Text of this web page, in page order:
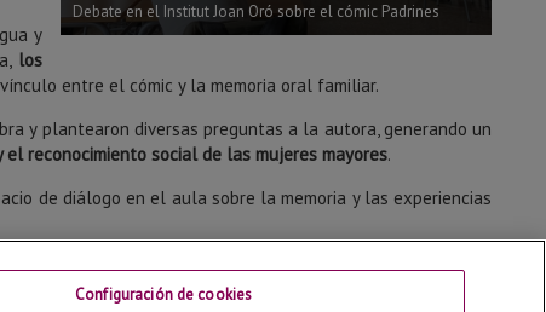
Debate en el Institut Joan Oró sobre el cómic Padrines
y
los
entre el cómic y la memoria oral familiar.
y plantearon diversas preguntas a la autora, generando un
reconocimiento social de las mujeres mayores.
de diálogo en el aula sobre la memoria y las experiencias
Configuración de cookies